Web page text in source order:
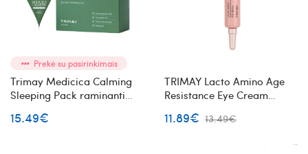
Prekė su pasirinkimais
Trimay Medicica Calming
Sleeping Pack raminanti
15.49€
TRIMAY Lacto Amino Age
Resistance Eye Cream
laktobakterijomis
11.89€ 13.49€